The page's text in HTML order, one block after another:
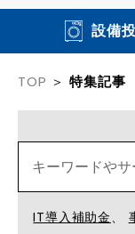
設備
TOP 特集記事
IT導入補助金